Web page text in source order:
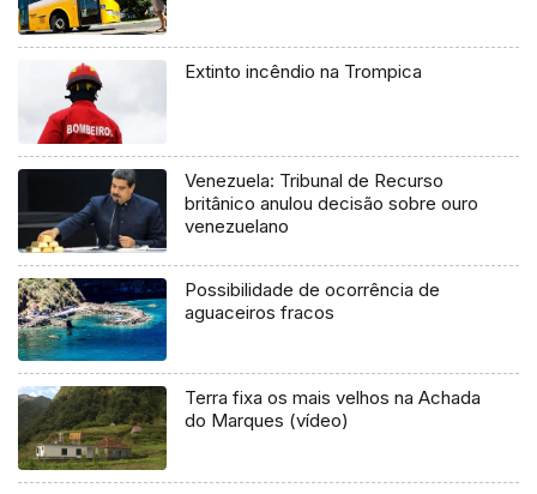
Extinto incêndio na Trompica
Venezuela: Tribunal de Recurso
britânico anulou decisão sobre ouro
venezuelano
Possibilidade de ocorrência de
aguaceiros fracos
Terra fixa os mais velhos na Achada
do Marques (vídeo)